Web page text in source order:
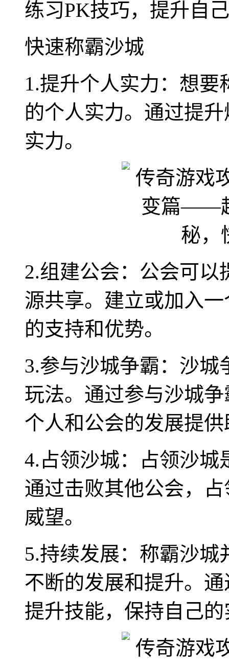
练习PK技巧，提升自
快速称霸沙城
1.提升个人实力：想
的个人实力。通过提
实力。
2.组建公会：公会可
源共享。建立或加入
的支持和优势。
3.参与沙城争霸：沙
玩法。通过参与沙城
个人和公会的发展提
4.占领沙城：占领沙城
通过击败其他公会，
威望。
5.持续发展：称霸沙
不断的发展和提升。
提升技能，保持自己